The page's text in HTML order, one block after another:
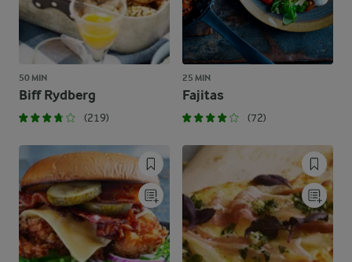
50 MIN
Biff Rydberg
(219)
25 MIN
Fajitas
(72)